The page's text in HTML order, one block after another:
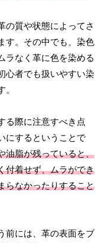
の質や状態によってさ
す。その中でも、染色
ラなく革に色を染める
心者でも扱いやすい染
。
る際に注意すべき点
にするということで
油脂が残っていると、
付着せず、ムラができ
らなかったりすること
前には、革の表面をブ